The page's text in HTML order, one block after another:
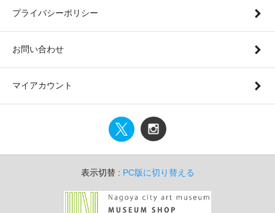
プライバシーポリシー
お問い合わせ
マイアカウント
表示切替 : PC版に切り替える